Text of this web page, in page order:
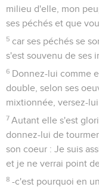
milieu d'elle, mon
ses péchés et que
5 car ses péchés se
s'est souvenu de ses
6 Donnez-lui comme
double, selon ses
mixtionnée, versez-
7 Autant elle s'est
donnez-lui de
son coeur : Je suis
et je ne verrai point
8 -c'est pourquoi en